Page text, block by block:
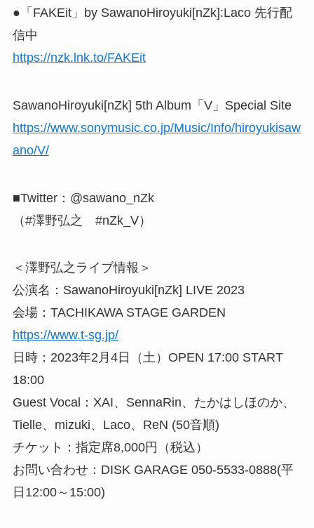
●「FAKEit」by SawanoHiroyuki[nZk]:Laco 先行配
信中
https://nzk.lnk.to/FAKEit
SawanoHiroyuki[nZk] 5th Album「V」Special Site
https://www.sonymusic.co.jp/Music/Info/hiroyukisaw
ano/V/
■Twitter：@sawano_nZk
（#澤野弘之 #nZk_V）
＜澤野弘之ライブ情報＞
公演名：SawanoHiroyuki[nZk] LIVE 2023
会場：TACHIKAWA STAGE GARDEN
https://www.t-sg.jp/
日時：2023年2月4日（土）OPEN 17:00 START
18:00
Guest Vocal：XAI、SennaRin、たかはしほのか、
Tielle、mizuki、Laco、ReN (50音順)
チケット：指定席8,000円（税込）
お問い合わせ：DISK GARAGE 050-5533-0888(平
日12:00～15:00)